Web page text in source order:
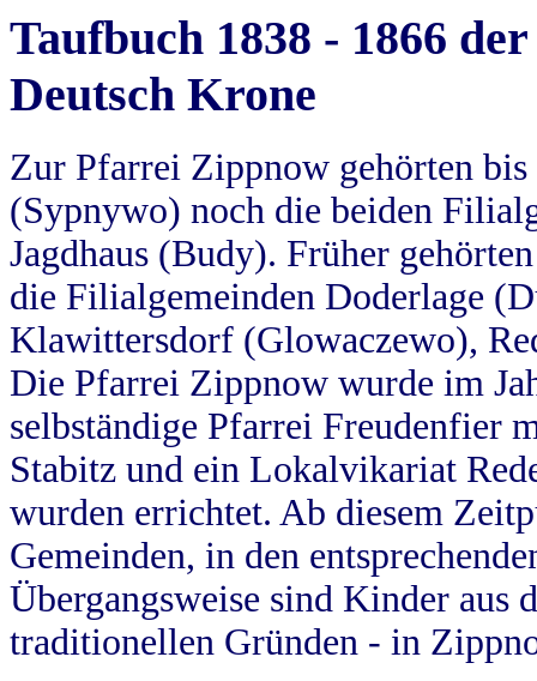
Taufbuch 1838 - 1866
Deutsch Krone
Zur Pfarrei Zippnow gehörten
(Sypnywo) noch die beiden
Jagdhaus (Budy). Früher
die Filialgemeinden Doderlage
Klawittersdorf (Glowaczewo),
Die Pfarrei Zippnow wurde im
selbständige Pfarrei Freudenfier
Stabitz und ein Lokalvikariat
wurden errichtet. Ab diesem
Gemeinden, in den
Übergangsweise sind Kinder aus
traditionellen Gründen - in